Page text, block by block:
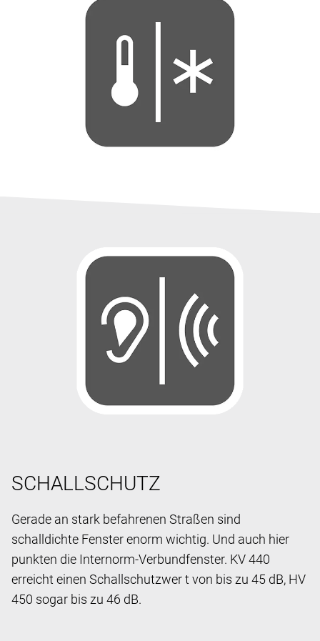
SCHALLSCHUTZ
Gerade an stark befahrenen Straßen sind
schalldichte Fenster enorm wichtig. Und auch hier
punkten die Internorm-Verbundfenster. KV 440
erreicht einen Schallschutzwer t von bis zu 45 dB, HV
450 sogar bis zu 46 dB.